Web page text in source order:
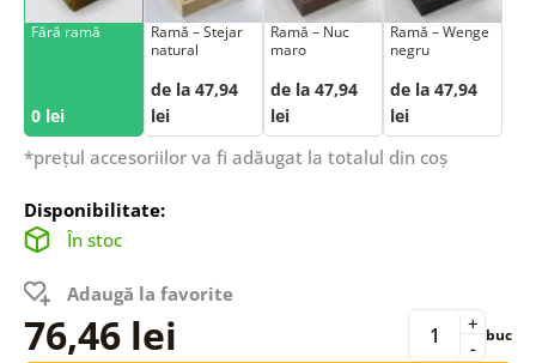
Fără ramă
0 lei
Ramă – Stejar
natural
de la 47,94
lei
Ramă – Nuc
maro
de la 47,94
lei
Ramă – Wenge
negru
de la 47,94
lei
*prețul accesoriilor va fi adăugat la totalul din coș
Disponibilitate:
În stoc
Adaugă la favorite
76,46 lei -
+ buc